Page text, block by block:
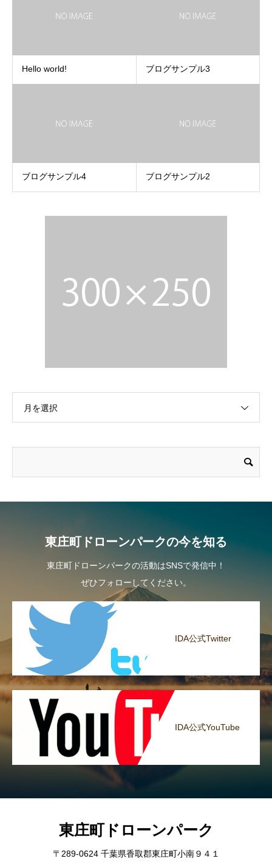
Hello world! ブログサンプル3
ブログサンプル4 ブログサンプル2
月を選択
東庄町ドローンパークの今を知る
東庄町ドローンパークの活動はSNSで発信中！
ぜひフォローしてください。
IDA公式Twitter
IDA公式YouTube
東庄町ドローンパーク
〒289-0624 千葉県香取郡東庄町小南９４１